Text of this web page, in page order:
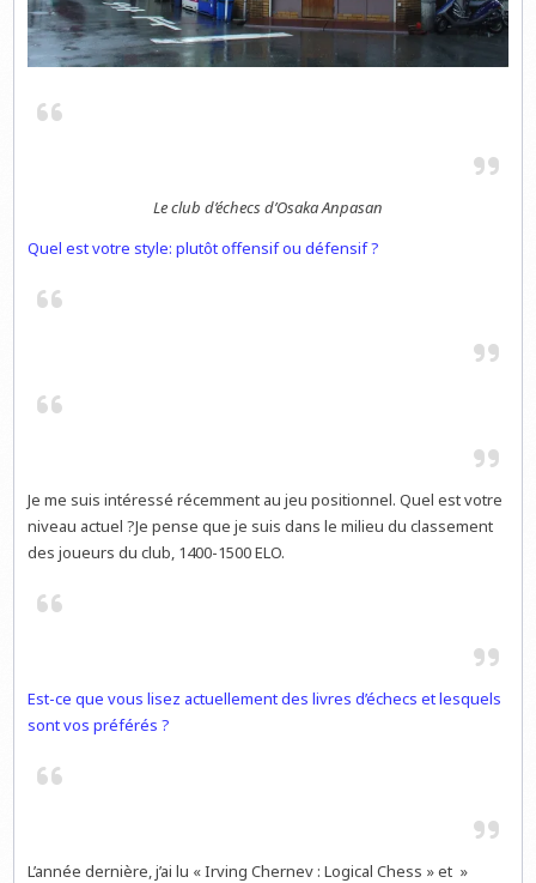
Le club d’échecs d’Osaka Anpasan
Quel est votre style: plutôt offensif ou défensif ?
Je me suis intéressé récemment au jeu positionnel. Quel est votre
niveau actuel ?Je pense que je suis dans le milieu du classement
des joueurs du club, 1400-1500 ELO.
Est-ce que vous lisez actuellement des livres d’échecs et lesquels
sont vos préférés ?
L’année dernière, j’ai lu « Irving Chernev : Logical Chess » et »